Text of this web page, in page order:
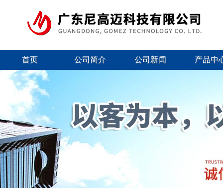
首页 公司简介 公司新闻 产品中